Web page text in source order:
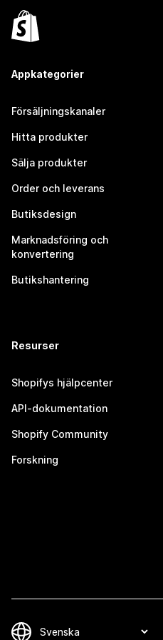
Appkategorier
Försäljningskanaler
Hitta produkter
Sälja produkter
Order och leverans
Butiksdesign
Marknadsföring och
konvertering
Butikshantering
Resurser
Shopifys hjälpcenter
API-dokumentation
Shopify Community
Forskning